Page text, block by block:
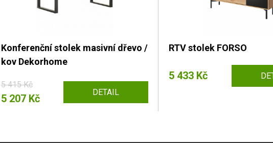
Konferenční stolek masivní dřevo /
kov Dekorhome
5 415 Kč
5 207 Kč DETAIL
RTV stolek FORSO
5 433 Kč